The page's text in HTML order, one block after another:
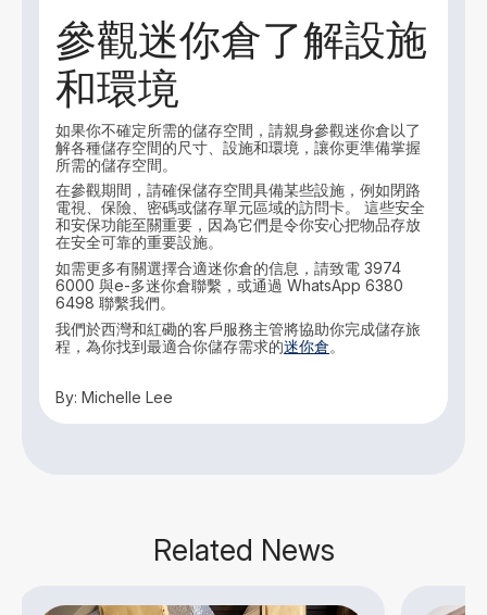
參觀迷你倉了解設施
和環境
如果你不確定所需的儲存空間，請親身參觀迷你倉以了
解各種儲存空間的尺寸、設施和環境，讓你更準備掌握
所需的儲存空間。
在參觀期間，請確保儲存空間具備某些設施，例如閉路
電視、保險、密碼或儲存單元區域的訪問卡。 這些安全
和安保功能至關重要，因為它們是令你安心把物品存放
在安全可靠的重要設施。
如需更多有關選擇合適迷你倉的信息，請致電 3974
6000 與e-多迷你倉聯繫，或通過 WhatsApp 6380
6498 聯繫我們。
我們於西灣和紅磡的客戶服務主管將協助你完成儲存旅
程，為你找到最適合你儲存需求的迷你倉。
By: Michelle Lee
Related News